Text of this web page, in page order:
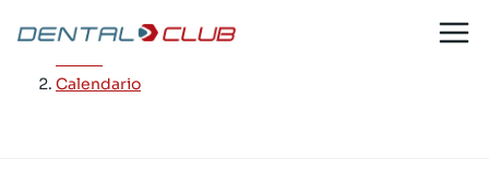
contenuto
Calendario